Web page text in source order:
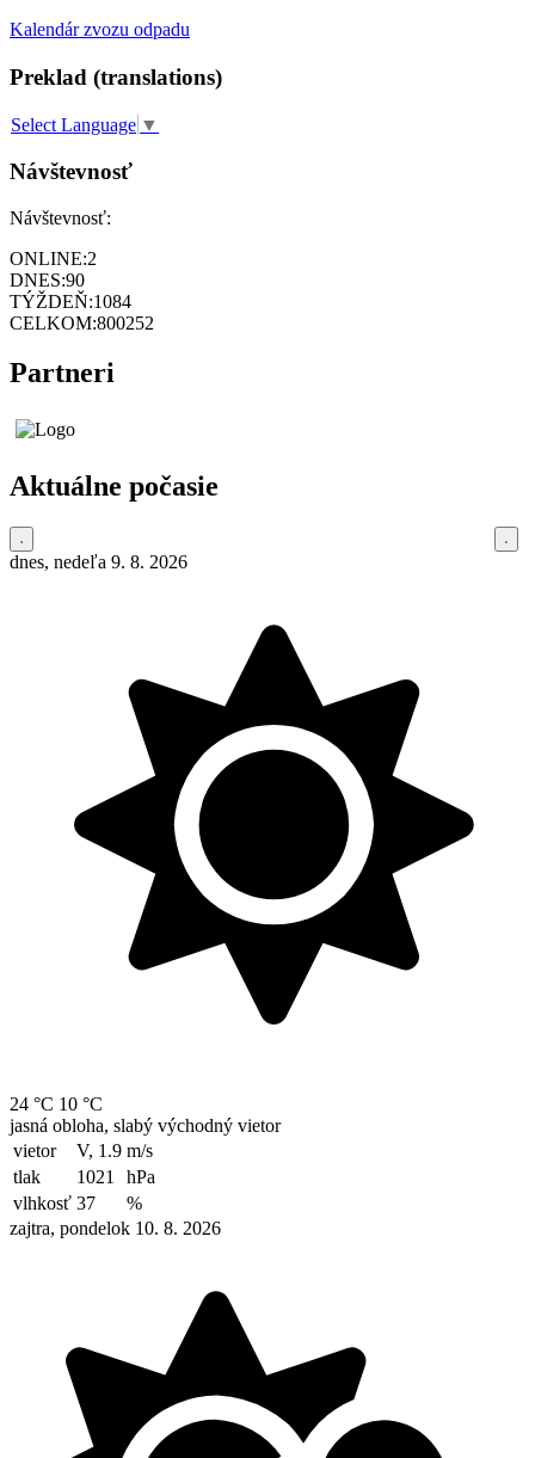
Kalendár zvozu odpadu
Preklad (translations)
Select Language ▼
Návštevnosť
Návštevnosť:
ONLINE:2
DNES:90
TÝŽDEŇ:1084
CELKOM:800252
Partneri
Aktuálne počasie
dnes, nedeľa 9. 8. 2026
24 °C 10 °C
jasná obloha, slabý východný vietor
vietor
V, 1.9 m/s
tlak
1021
hPa
vlhkosť 37
%
zajtra, pondelok 10. 8. 2026